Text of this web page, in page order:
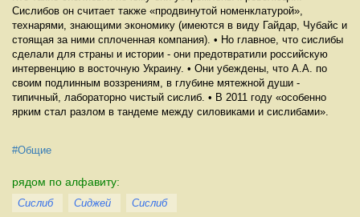
Сислибов он считает также «продвинутой номенклатурой»,
технарями, знающими экономику (имеются в виду Гайдар, Чубайс и
стоящая за ними сплоченная компания). • Но главное, что сислибы
сделали для страны и истории - они предотвратили российскую
интервенцию в восточную Украину. • Они убеждены, что А.А. по
своим подлинным воззрениям, в глубине мятежной души -
типичный, лабораторно чистый сислиб. • В 2011 году «особенно
ярким стал разлом в тандеме между силовиками и сислибами».
#Общие
рядом по алфавиту:
Cислиб Cиджей Cислиб